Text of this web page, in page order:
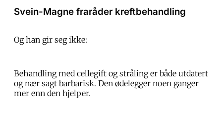
Svein-Magne fraråder kreftbehandling
Og han gir seg ikke:
Behandling med cellegift og stråling er både utdatert
og nær sagt barbarisk. Den ødelegger noen ganger
mer enn den hjelper.